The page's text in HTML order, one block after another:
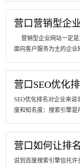
营口营销型企
营销型企业网站一定是
面向客户服务为主的企业
营口SEO优化
SEO优化排名对企业来
度和知名度：搜索引擎是
营口如何让排
说到百度搜索引擎信托